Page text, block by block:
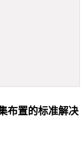
布置的标准解决